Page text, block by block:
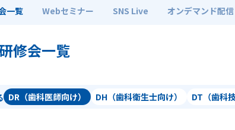
一覧 Webセミナー SNS Live オンデマンド配信
・研修会一覧
修会一覧
DR（歯科医師向け） DH（歯科衛生士向け） DT（歯科